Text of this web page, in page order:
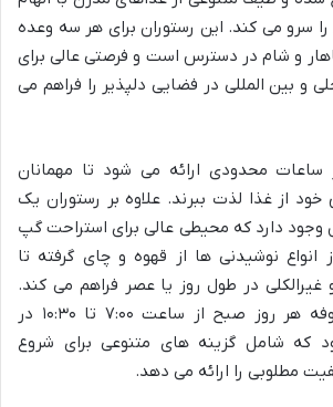
را سرو می کند. این رستوران برای هر سه وعده
و شام در دسترس است و فرصتی عالی برای
بین المللی در فضایی دلپذیر را فراهم می
محدودی ارائه می شود تا مهمانان
خود از غذا لذت ببرند. علاوه بر رستوران یک
وجود دارد که محیطی عالی برای استراحت گپ
نوشیدنی ها از قهوه و چای گرفته تا
غیرالکلی در طول روز یا عصر فراهم می کند.
صبحانه به صورت بوفه هر روز صبح از ساعت ۷:۰۰ تا ۱۰:۳۰ در
که شامل گزینه های متنوعی برای شروع
مطلوبی را ارائه می دهد.